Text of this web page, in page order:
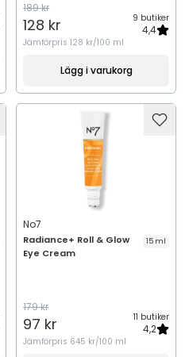
189 kr
128 kr 9 butiker
4,4
Jämförpris 128 kr/100 ml
Lägg i varukorg
No7
Radiance+ Roll & Glow
Eye Cream
15 ml
179 kr
97 kr 11 butiker
4,2
Jämförpris 645 kr/100 ml